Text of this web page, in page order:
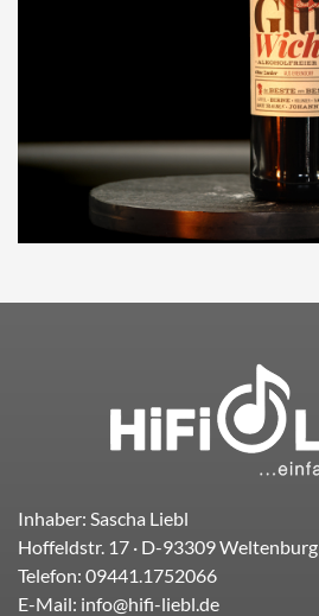
Inhaber: Sascha Liebl
Hoffeldstr. 17 · D-93309Weltenburg
Telefon: 09441.1752066
E-Mail: info@hifi-liebl.de